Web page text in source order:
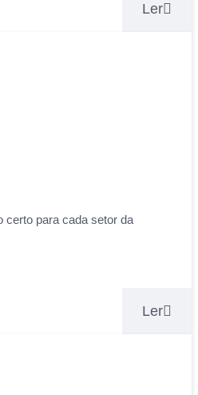
Ler
certo para cada setor da
Ler